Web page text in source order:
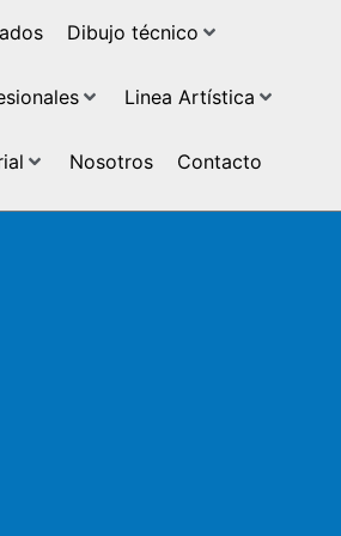
Dibujo técnico
Linea Artística
Nosotros Contacto